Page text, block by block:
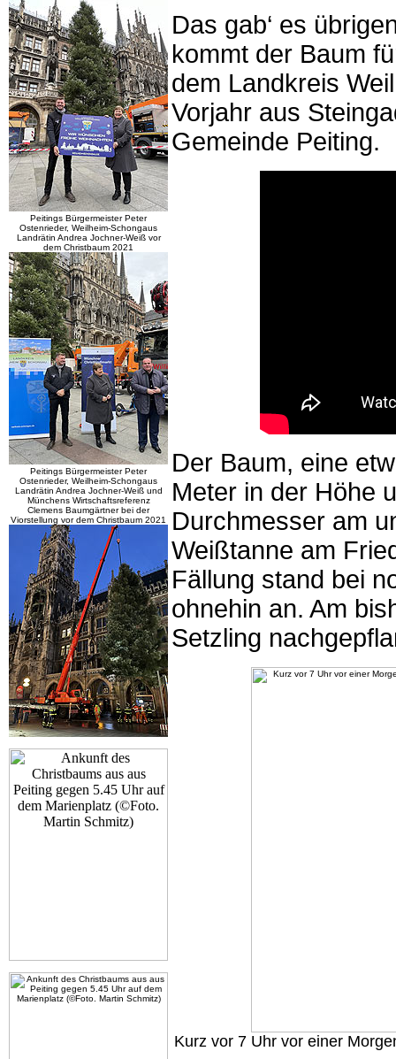
Peitings Bürgermeister Peter
Ostenrieder, Weilheim-Schongaus
Landrätin Andrea Jochner-Weiß vor
dem Christbaum 2021
Peitings Bürgermeister Peter
Ostenrieder, Weilheim-Schongaus
Landrätin Andrea Jochner-Weiß und
Münchens Wirtschaftsreferenz
Clemens Baumgärtner bei der
Viorstellung vor dem Christbaum 2021
Das gab‘ es
kommt der Baum
dem Landkreis
Vorjahr aus
Gemeinde Peiting.
Der Baum, eine
Meter in der Höhe
Durchmesser am
Weißtanne am
Fällung stand bei
ohnehin an. Am
Setzling
Kurz vor 7 Uhr vor einer